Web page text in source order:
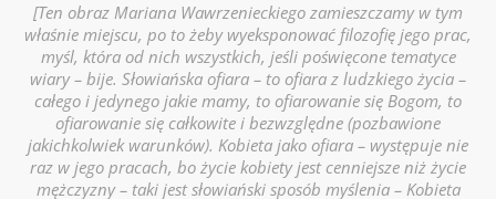
[Ten obraz Mariana Wawrzenieckiego zamieszczamy w tym
właśnie miejscu, po to żeby wyeksponować filozofię jego prac,
myśl, która od nich wszystkich, jeśli poświęcone tematyce
wiary – bije. Słowiańska ofiara – to ofiara z ludzkiego życia –
całego i jedynego jakie mamy, to ofiarowanie się Bogom, to
ofiarowanie się całkowite i bezwzględne (pozbawione
jakichkolwiek warunków). Kobieta jako ofiara – występuje nie
raz w jego pracach, bo życie kobiety jest cenniejsze niż życie
mężczyzny – taki jest słowiański sposób myślenia – Kobieta